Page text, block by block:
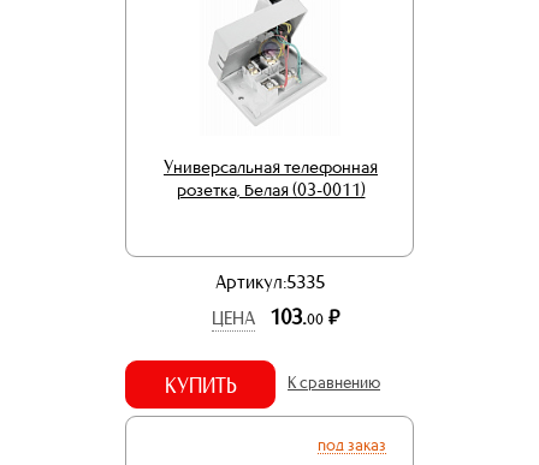
Универсальная телефонная
розетка, белая (03-0011)
Артикул:5335
ЦЕНА
103.00 р.
КУПИТЬ К сравнению
под заказ